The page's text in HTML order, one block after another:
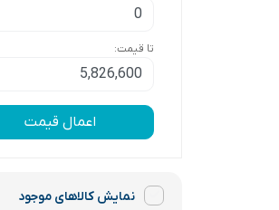
تا قیمت:
اعمال قیمت
نمایش کالاهای موجود